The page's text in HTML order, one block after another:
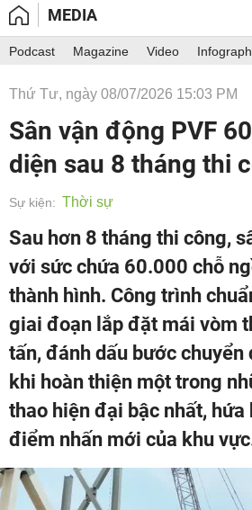
MEDIA
Podcast Magazine Video
Thứ Tư, ngày 08/07/2026 15:03 PM
Sân vận động PVF
diện sau 8 tháng thi
Sự kiện: Thời sự
Sau hơn 8 tháng thi công,
với sức chứa 60.000 chỗ
thành hình. Công trình
giai đoạn lắp đặt mái vòm
tấn, đánh dấu bước
khi hoàn thiện một trong
thao hiện đại bậc nhất, hứa
điểm nhấn mới của khu